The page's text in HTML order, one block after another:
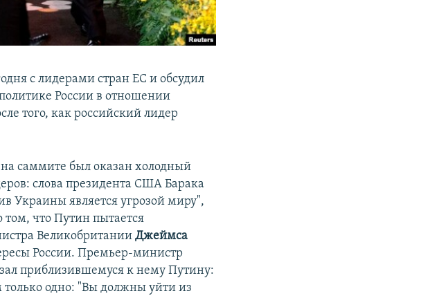
с лидерами стран ЕС и обсудил
России в отношении
того, как российский лидер
саммите был оказан холодный
слова президента США Барака
Украины является угрозой миру",
том, что Путин пытается
ВеликобританииДжеймса
России. Премьер-министр
приблизившемуся к нему Путину:
только одно: "Вы должны уйти из